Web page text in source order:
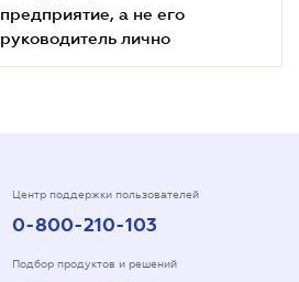
предприятие, а не его
руководитель лично
Центр поддержки пользователей
0-800-210-103
Подбор продуктов и решений